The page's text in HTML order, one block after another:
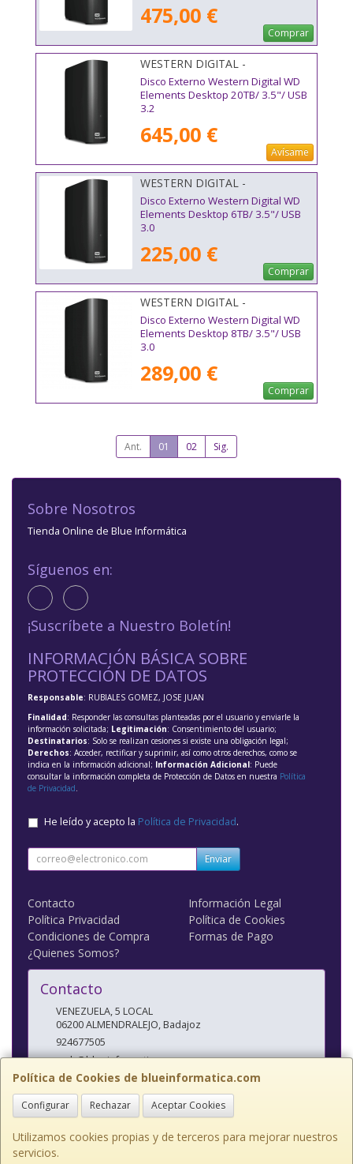
475,00 €
Comprar
WESTERN DIGITAL -
WDBWLG0200HBK-EESN
Disco Externo Western Digital WD
Elements Desktop 20TB/ 3.5"/ USB
3.2
645,00 €
Avísame
WESTERN DIGITAL -
WDBWLG0060HBK-EESN
Disco Externo Western Digital WD
Elements Desktop 6TB/ 3.5"/ USB
3.0
225,00 €
Comprar
WESTERN DIGITAL -
WDBWLG0080HBK-EESN
Disco Externo Western Digital WD
Elements Desktop 8TB/ 3.5"/ USB
3.0
289,00 €
Comprar
Ant. 01 02 Sig.
Política de Cookies de blueinformatica.com
Configurar Rechazar Aceptar Cookies
Utilizamos cookies propias y de terceros para mejorar nuestros
servicios.
Sobre Nosotros
Tienda Online de Blue Informática
Síguenos en:
¡Suscríbete a Nuestro Boletín!
INFORMACIÓN BÁSICA SOBRE
PROTECCIÓN DE DATOS
Responsable: RUBIALES GOMEZ, JOSE JUAN
Finalidad: Responder las consultas planteadas por el usuario y enviarle la
información solicitada; Legitimación: Consentimiento del usuario;
Destinatarios: Solo se realizan cesiones si existe una obligación legal;
Derechos: Acceder, rectificar y suprimir, así como otros derechos, como se
indica en la información adicional; Información Adicional: Puede
consultar la información completa de Protección de Datos en nuestra Política
de Privacidad.
He leído y acepto la Política de Privacidad.
Enviar
Contacto
Información Legal
Política Privacidad
Política de Cookies
Condiciones de Compra
Formas de Pago
¿Quienes Somos?
Contacto
VENEZUELA, 5 LOCAL
06200ALMENDRALEJO,Badajoz
924677505
web@blueinformatica.com
Horario
10 a 14 Y 17 a 20:30